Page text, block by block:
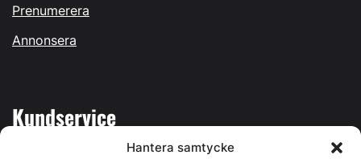
Hantera samtycke
Prenumerera
Annonsera
Kundservice